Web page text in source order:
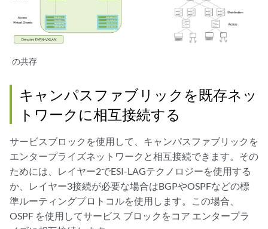
の共存
キャンパスファブリックを既存ネッ
トワークに相互接続する
サービスブロックを使用して、キャンパスファブリックを
エンタープライズネットワークと相互接続できます。その
ためには、レイヤー2でESI-LAGテクノロジーを使用する
か、レイヤー3接続が必要な場合はBGPやOSPFなどの標
準ルーティングプロトコルを使用します。この場合、
OSPF を使用してサービス ブロックをコア エンタープラ